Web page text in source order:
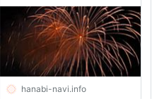
hanabi-navi.info